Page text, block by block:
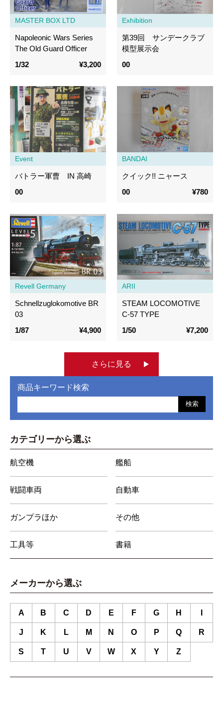
MASTER BOX LTD
Napoleonic Wars Series
The Old Guard Officer
1/32
¥3,200
Exhibition
第39回 サンデークラブ
模型展示会
00
Event
バトラー軍曹 IN 高崎
00
BANDAI
クイック!! ニャース
00
¥780
Revell Germany
Schnellzuglokomotive BR
03
1/87
¥4,900
ARII
STEAM LOCOMOTIVE
C-57 TYPE
1/50
¥7,200
さらに見る
商品キーワード検索
検索
カテゴリーから選ぶ
航空機 艦船
戦闘車両 自動車
ガンプラほか その他
工具等 書籍
メーカーから選ぶ
A B C D E F G H
J K L M N O P Q R
S T U V W X Y Z